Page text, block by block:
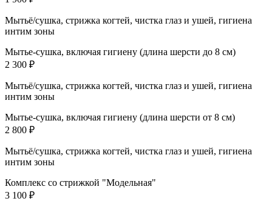
Мытьё/сушка, стрижка когтей, чистка глаз и ушей, гигиена
интим зоны
Мытье-сушка, включая гигиену (длина шерсти до 8 см)
2 300 ₽
Мытьё/сушка, стрижка когтей, чистка глаз и ушей, гигиена
интим зоны
Мытье-сушка, включая гигиену (длина шерсти от 8 см)
2 800 ₽
Мытьё/сушка, стрижка когтей, чистка глаз и ушей, гигиена
интим зоны
Комплекс со стрижкой "Модельная"
3 100 ₽